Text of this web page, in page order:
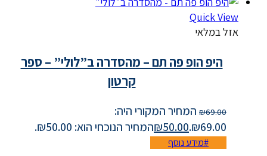
Quick View
אזל במלאי
היפ הופ פה תם – מהסדרה ב”לולי” – ספר
קרטון
₪69.00
המחיר המקורי היה:
₪69.00.
₪50.00 המחיר הנוכחי הוא: ₪50.00.
מידע נוסף